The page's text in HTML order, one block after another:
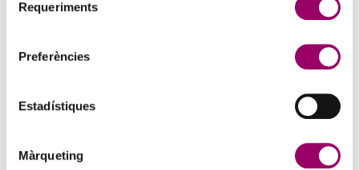
Requeriments
Preferències
Estadístiques
Màrqueting
PINZELLS A PUNT? PARTICIPA AL CONCURS DE
La creativitat torna a ser protagonista amb el Concurs de Pintura de
través de l’art i vols compartir la teva…